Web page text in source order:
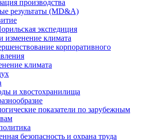
производства
результаты (MD&A)
экспедиция
изменение климата
корпоративного
климата
и хвостохранилища
показатели по зарубежным
безопасность и охрана труда